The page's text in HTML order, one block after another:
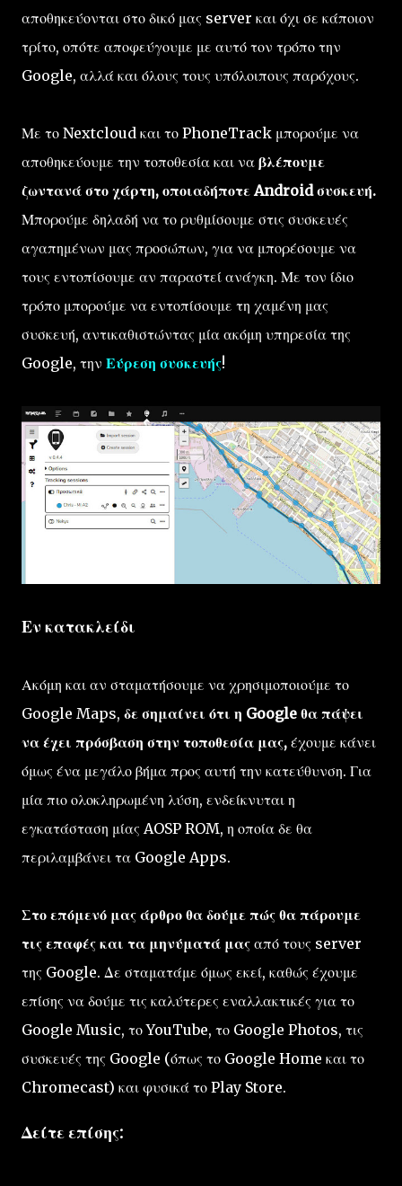
αποθηκεύονται στο δικό μας server και όχι σε κάποιον
τρίτο, οπότε αποφεύγουμε με αυτό τον τρόπο την
Google, αλλά και όλους τους υπόλοιπους παρόχους.
Με το Nextcloud και το PhoneTrack μπορούμε να
αποθηκεύουμε την τοποθεσία και να βλέπουμε
ζωντανά στο χάρτη, οποιαδήποτε Android συσκευή.
Μπορούμε δηλαδή να το ρυθμίσουμε στις συσκευές
αγαπημένων μας προσώπων, για να μπορέσουμε να
τους εντοπίσουμε αν παραστεί ανάγκη. Με τον ίδιο
τρόπο μπορούμε να εντοπίσουμε τη χαμένη μας
συσκευή, αντικαθιστώντας μία ακόμη υπηρεσία της
Google, την Εύρεση συσκευής!
Εν κατακλείδι
Ακόμη και αν σταματήσουμε να χρησιμοποιούμε το
Google Maps, δε σημαίνει ότι η Google θα πάψει
να έχει πρόσβαση στην τοποθεσία μας, έχουμε κάνει
όμως ένα μεγάλο βήμα προς αυτή την κατεύθυνση. Για
μία πιο ολοκληρωμένη λύση, ενδείκνυται η
εγκατάσταση μίας AOSP ROM, η οποία δε θα
περιλαμβάνει τα Google Apps.
Στο επόμενό μας άρθρο θα δούμε πώς θα πάρουμε
τις επαφές και τα μηνύματά μας από τους server
της Google. Δε σταματάμε όμως εκεί, καθώς έχουμε
επίσης να δούμε τις καλύτερες εναλλακτικές για το
Google Music, το YouTube, το Google Photos, τις
συσκευές της Google (όπως το Google Home και το
Chromecast) και φυσικά το Play Store.
Δείτε επίσης: